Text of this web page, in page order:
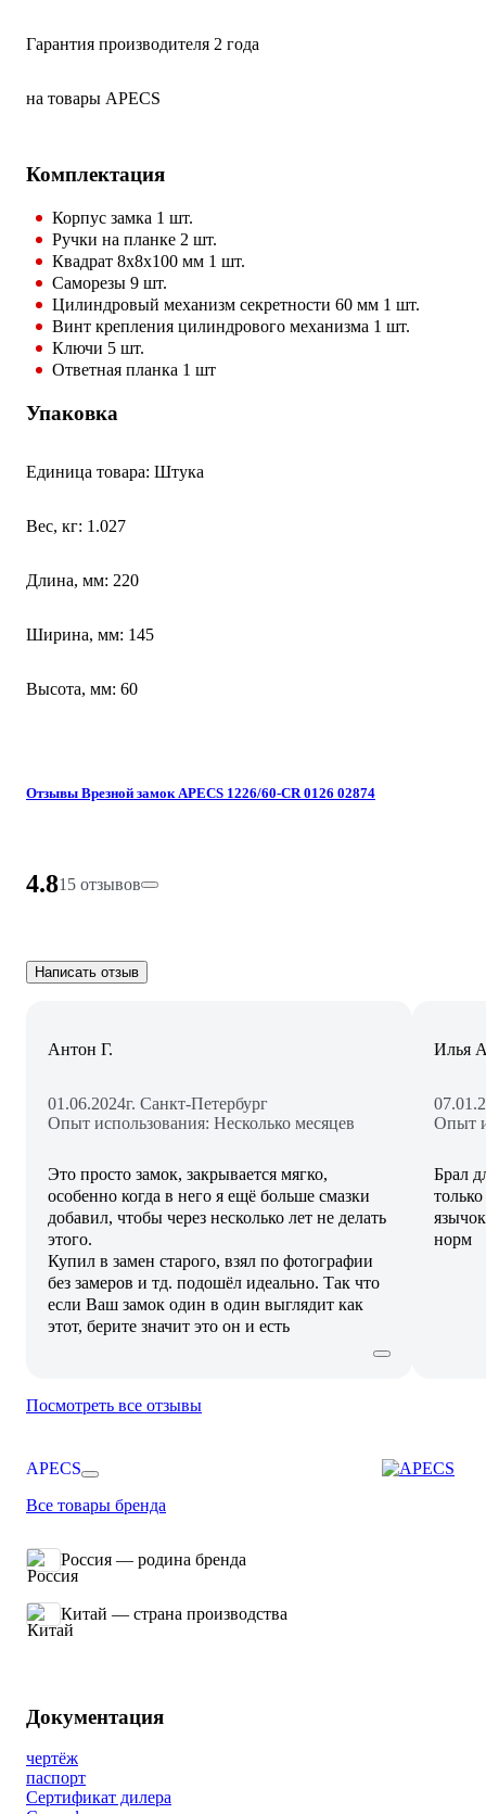
Гарантия производителя 2 года
на товары APECS
Комплектация
Корпус замка 1 шт.
Ручки на планке 2 шт.
Квадрат 8x8х100 мм 1 шт.
Саморезы 9 шт.
Цилиндровый механизм секретности 60 мм 1 шт.
Винт крепления цилиндрового механизма 1 шт.
Ключи 5 шт.
Ответная планка 1 шт
Упаковка
Единица товара: Штука
Вес, кг: 1.027
Длина, мм: 220
Ширина, мм: 145
Высота, мм: 60
Отзывы Врезной замок APECS 1226/60-CR 0126 02874
4.815 отзывов
Написать отзыв
Антон Г.
01.06.2024г. Санкт-Петербург
Опыт использования: Несколько месяцев
Это просто замок, закрывается мягко,
особенно когда в него я ещё больше смазки
добавил, чтобы через несколько лет не делать
этого.
Купил в замен старого, взял по фотографии
без замеров и тд. подошёл идеально. Так что
если Ваш замок один в один выглядит как
этот, берите значит это он и есть
Илья
Опыт
Брал
норм
Посмотреть все отзывы
APECS
Все товары бренда
Россия — родина бренда
Китай — страна производства
Документация
чертёж
паспорт
Сертификат дилера